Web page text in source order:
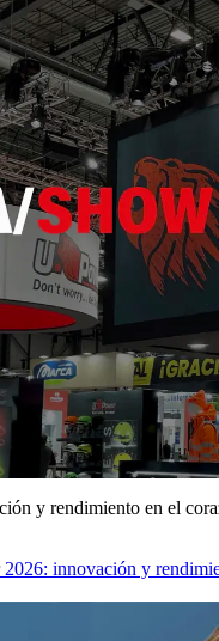
y rendimiento en el
2026: innovación y